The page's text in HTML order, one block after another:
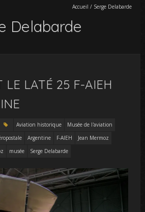
Accueil / Serge Delabarde
Delabarde
LE LATÉ 25 F-AIEH
Aviation historique
Musée de l'aviation
Argentine F-AIEH
Jean Mermoz
musée Serge Delabarde